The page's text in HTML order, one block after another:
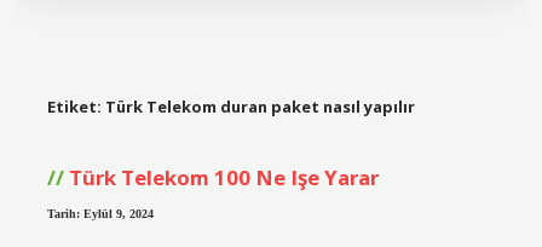
Etiket: Türk Telekom duran paket nasıl yapılır
Türk Telekom 100 Ne Işe Yarar
Tarih: Eylül 9, 2024